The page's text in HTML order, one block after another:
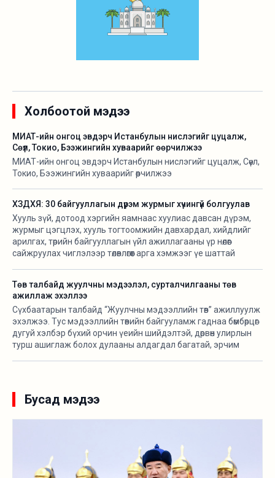
Холбоотой мэдээ
МИАТ-ийн онгоц эвдэрч Истанбулын нислэгийг цуцалж,
Сөүл, Токио, Бээжингийн хуваарийг өөрчилжээ
МИАТ-ийн онгоц эвдэрч Истанбулын нислэгийг цуцалж, Сөүл,
Токио, Бээжингийн хуваарийг өөрчилжээ
ХЗДХЯ: 30 байгууллагын дүрэм журмыг хүчингүй болгуулав
Хууль зүй, дотоод хэргийн яамнаас хуулиас давсан дүрэм,
журмыг цэгцлэх, хууль тогтоомжийн давхардал, хийдлийг
арилгах, төрийн байгууллагын үйл ажиллагааны үр нөлөөг
сайжруулах чиглэлээр төлөвлөгөөт арга хэмжээг үе шаттай
Төв талбайд жуулчны мэдээлэл, сурталчилгааны төв
ажиллаж эхэллээ
Сүхбаатарын талбайд “Жуулчны мэдээллийн төв” ажиллуулж
эхэлжээ. Тус мэдээллийн төвийн байгууламж гаднаа бөмбөрцөг
дугуй хэлбэр бүхий орчин үеийн шийдэлтэй, дөрвөн улирлын
турш ашиглаж болох дулааны алдагдал багатай, эрчим
байна.
Бусад мэдээ